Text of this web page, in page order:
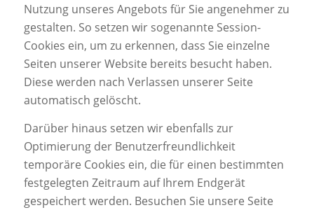
Nutzung unseres Angebots für Sie angenehmer zu
gestalten. So setzen wir sogenannte Session-
Cookies ein, um zu erkennen, dass Sie einzelne
Seiten unserer Website bereits besucht haben.
Diese werden nach Verlassen unserer Seite
automatisch gelöscht.
Darüber hinaus setzen wir ebenfalls zur
Optimierung der Benutzerfreundlichkeit
temporäre Cookies ein, die für einen bestimmten
festgelegten Zeitraum auf Ihrem Endgerät
gespeichert werden. Besuchen Sie unsere Seite